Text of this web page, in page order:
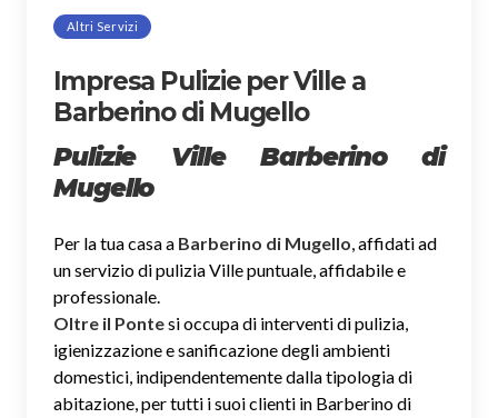
Altri Servizi
Impresa Pulizie per Ville a
Barberino di Mugello
Pulizie Ville Barberino di
Mugello
Per la tua casa a Barberino di Mugello, affidati ad
un servizio di pulizia Ville puntuale, affidabile e
professionale.
Oltre il Pontesi occupa di interventi di pulizia,
igienizzazione e sanificazione degli ambienti
domestici, indipendentemente dalla tipologia di
abitazione, per tutti i suoi clienti in Barberino di